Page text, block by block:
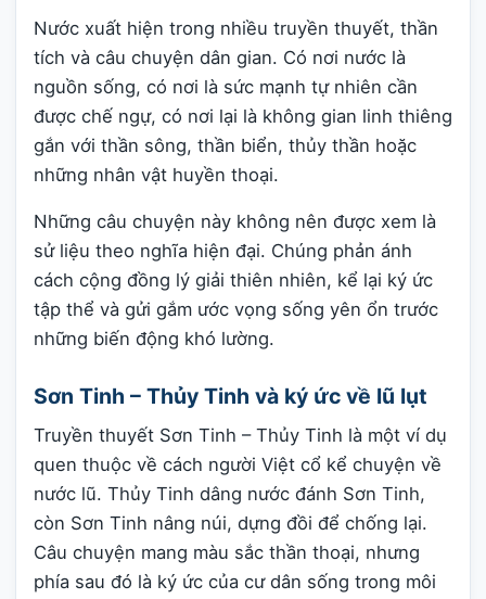
Nước xuất hiện trong nhiều truyền thuyết, thần
tích và câu chuyện dân gian. Có nơi nước là
nguồn sống, có nơi là sức mạnh tự nhiên cần
được chế ngự, có nơi lại là không gian linh thiêng
gắn với thần sông, thần biển, thủy thần hoặc
những nhân vật huyền thoại.
Những câu chuyện này không nên được xem là
sử liệu theo nghĩa hiện đại. Chúng phản ánh
cách cộng đồng lý giải thiên nhiên, kể lại ký ức
tập thể và gửi gắm ước vọng sống yên ổn trước
những biến động khó lường.
Sơn Tinh – Thủy Tinh và ký ức về lũ lụt
Truyền thuyết Sơn Tinh – Thủy Tinh là một ví dụ
quen thuộc về cách người Việt cổ kể chuyện về
nước lũ. Thủy Tinh dâng nước đánh Sơn Tinh,
còn Sơn Tinh nâng núi, dựng đồi để chống lại.
Câu chuyện mang màu sắc thần thoại, nhưng
phía sau đó là ký ức của cư dân sống trong môi